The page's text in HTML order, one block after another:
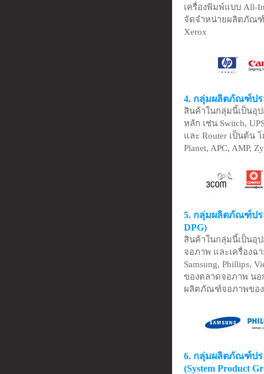
เครื่องพิมพ์แบบ All-
จัดจำหน่ายผลิตภัณฑ์ข
Xerox
4. กลุ่มผลิตภัณฑ์ประ
สินค้าในกลุ่มนี้เป็นอุ
หลัก เช่น Switch,
และ Router เป็นต้น
Planet, APC, AMP,
5. กลุ่มผลิตภัณฑ์ปร
DPG)
สินค้าในกลุ่มนี้เป็นอุ
จอภาพ และเครื่อง
Samsung, Phillips,
ของตลาดจอภาพ นอ
ผลิตภัณฑ์จอภาพของ
6. กลุ่มผลิตภัณฑ์ปร
(System Product